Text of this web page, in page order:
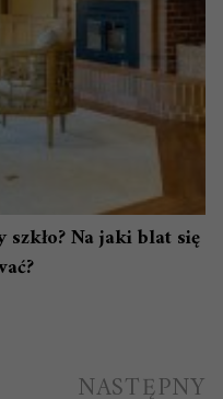
Na jaki blat się
NASTĘPNY